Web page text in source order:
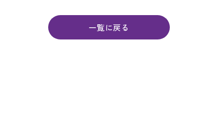
一覧に戻る